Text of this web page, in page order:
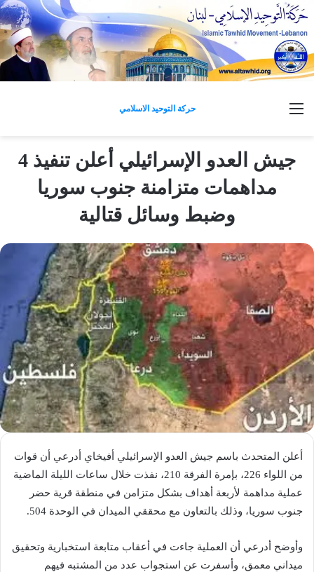
حركة التوحيد الاسلامي القائمة
جيش العدو الإسرائيلي أعلن تنفيذ 4
مداهمات متزامنة جنوب سوريا
وضبط وسائل قتالية
أعلن المتحدث باسم ​جيش العدو الإسرائيلي​ أفيخاي أدرعي أن قوات
من اللواء 226، بإمرة الفرقة 210، نفذت خلال ساعات الليلة الماضية
عملية مداهمة لأربعة أهداف بشكل متزامن في منطقة قرية حضر
جنوب سوريا، وذلك بالتعاون مع محققي الميدان في الوحدة 504.
وأوضح أدرعي أن العملية جاءت في أعقاب متابعة استخبارية وتحقيق
ميداني معمق، وأسفرت عن استجواب عدد من المشتبه فيهم